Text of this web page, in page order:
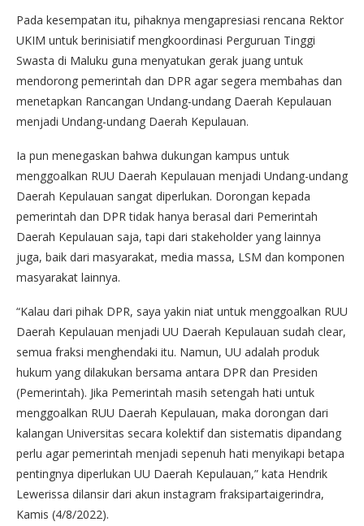
Pada kesempatan itu, pihaknya mengapresiasi rencana Rektor
UKIM untuk berinisiatif mengkoordinasi Perguruan Tinggi
Swasta di Maluku guna menyatukan gerak juang untuk
mendorong pemerintah dan DPR agar segera membahas dan
menetapkan Rancangan Undang-undang Daerah Kepulauan
menjadi Undang-undang Daerah Kepulauan.
Ia pun menegaskan bahwa dukungan kampus untuk
menggoalkan RUU Daerah Kepulauan menjadi Undang-undang
Daerah Kepulauan sangat diperlukan. Dorongan kepada
pemerintah dan DPR tidak hanya berasal dari Pemerintah
Daerah Kepulauan saja, tapi dari stakeholder yang lainnya
juga, baik dari masyarakat, media massa, LSM dan komponen
masyarakat lainnya.
“Kalau dari pihak DPR, saya yakin niat untuk menggoalkan RUU
Daerah Kepulauan menjadi UU Daerah Kepulauan sudah clear,
semua fraksi menghendaki itu. Namun, UU adalah produk
hukum yang dilakukan bersama antara DPR dan Presiden
(Pemerintah). Jika Pemerintah masih setengah hati untuk
menggoalkan RUU Daerah Kepulauan, maka dorongan dari
kalangan Universitas secara kolektif dan sistematis dipandang
perlu agar pemerintah menjadi sepenuh hati menyikapi betapa
pentingnya diperlukan UU Daerah Kepulauan,” kata Hendrik
Lewerissa dilansir dari akun instagram fraksipartaigerindra,
Kamis (4/8/2022).